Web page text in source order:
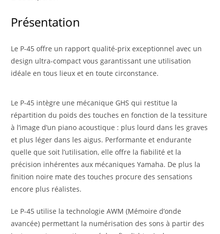
Présentation
Le P-45 offre un rapport qualité-prix exceptionnel avec un
design ultra-compact vous garantissant une utilisation
idéale en tous lieux et en toute circonstance.
Le P-45 intègre une mécanique GHS qui restitue la
répartition du poids des touches en fonction de la tessiture
à l’image d’un piano acoustique : plus lourd dans les graves
et plus léger dans les aigus. Performante et endurante
quelle que soit l’utilisation, elle offre la fiabilité et la
précision inhérentes aux mécaniques Yamaha. De plus la
finition noire mate des touches procure des sensations
encore plus réalistes.
Le P-45 utilise la technologie AWM (Mémoire d’onde
avancée) permettant la numérisation des sons à partir des